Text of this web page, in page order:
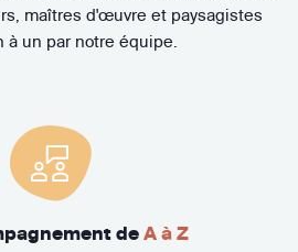
maîtres d'œuvre et paysagistes
à un par notre équipe.
de A à Z